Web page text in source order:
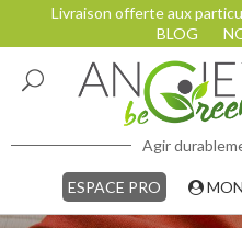
Livraison offerte aux
BLOG
Agir
ESPACE PRO